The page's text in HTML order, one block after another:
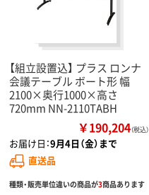
【組立設置込】 プラス ロンナ
会議テーブル ボート形 幅
2100×奥行1000×高さ
720mm NN-2110TABH
￥190,204（税込）
お届け日：9月4日（金）まで
直送品
種類・販売単位違いの商品が3商品あります